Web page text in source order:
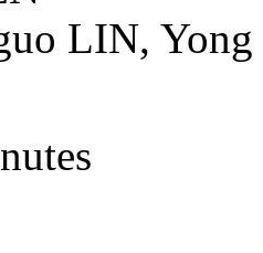
LIN,